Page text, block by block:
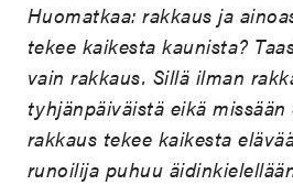
Huomatkaa: rakkaus ja
tekee kaikesta kaunista?
vain rakkaus. Sillä ilman
tyhjänpäiväistä eikä missään
rakkaus tekee kaikesta
runoilija puhuu